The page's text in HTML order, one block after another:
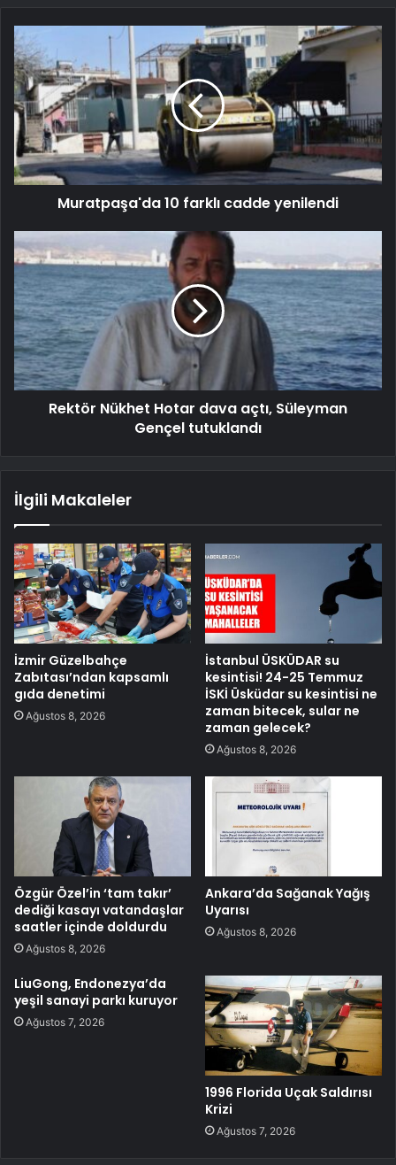
Muratpaşa'da 10 farklı cadde yenilendi
Rektör Nükhet Hotar dava açtı, Süleyman
Gençel tutuklandı
İlgili Makaleler
İzmir Güzelbahçe
Zabıtası’ndan kapsamlı
gıda denetimi
Ağustos 8, 2026
İstanbul ÜSKÜDAR su
kesintisi! 24-25 Temmuz
İSKİ Üsküdar su kesintisi ne
zaman bitecek, sular ne
zaman gelecek?
Ağustos 8, 2026
Özgür Özel’in ‘tam takır’
dediği kasayı vatandaşlar
saatler içinde doldurdu
Ağustos 8, 2026
Ankara’da Sağanak Yağış
Uyarısı
Ağustos 8, 2026
LiuGong, Endonezya’da
yeşil sanayi parkı kuruyor
Ağustos 7, 2026
1996 Florida Uçak Saldırısı
Krizi
Ağustos 7, 2026